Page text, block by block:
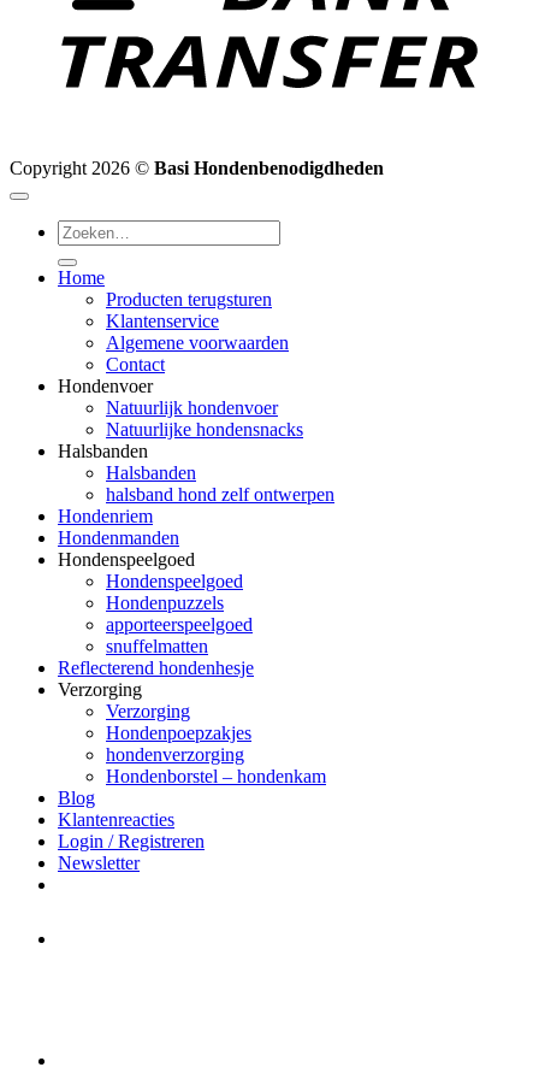
Copyright 2026 © Basi Hondenbenodigdheden
Zoeken
naar:
Home
Producten terugsturen
Klantenservice
Algemene voorwaarden
Contact
Hondenvoer
Natuurlijk hondenvoer
Natuurlijke hondensnacks
Halsbanden
Halsbanden
halsband hond zelf ontwerpen
Hondenriem
Hondenmanden
Hondenspeelgoed
Hondenspeelgoed
Hondenpuzzels
apporteerspeelgoed
snuffelmatten
Reflecterend hondenhesje
Verzorging
Verzorging
Hondenpoepzakjes
hondenverzorging
Hondenborstel – hondenkam
Blog
Klantenreacties
Login / Registreren
Newsletter